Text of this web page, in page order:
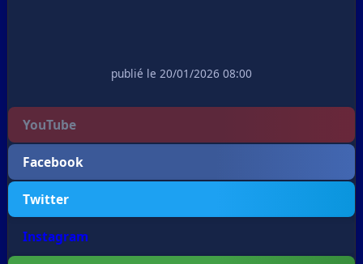
publié le 20/01/2026 08:00
YouTube
Facebook
Twitter
Instagram